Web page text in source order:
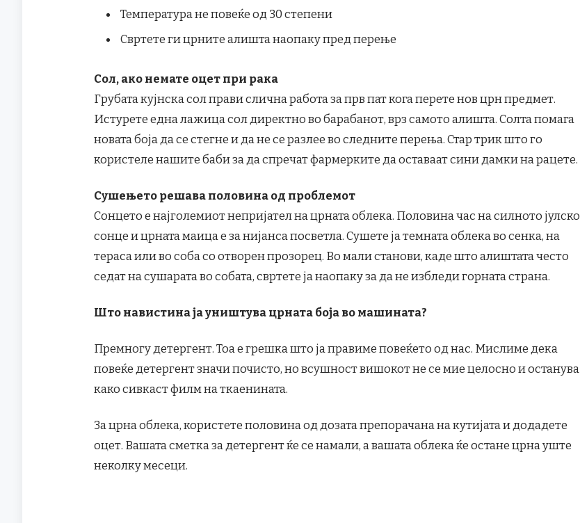
Температура не повеќе од 30 степени
Свртете ги црните алишта наопаку пред перење
Сол, ако немате оцет при рака
Грубата кујнска сол прави слична работа за прв пат кога перете нов црн предмет.
Истурете една лажица сол директно во барабанот, врз самото алишта. Солта помага
новата боја да се стегне и да не се разлее во следните перења. Стар трик што го
користеле нашите баби за да спречат фармерките да оставаат сини дамки на рацете.
Сушењето решава половина од проблемот
Сонцето е најголемиот непријател на црната облека. Половина час на силното јулско
сонце и црната маица е за нијанса посветла. Сушете ја темната облека во сенка, на
тераса или во соба со отворен прозорец. Во мали станови, каде што алиштата често
седат на сушарата во собата, свртете ја наопаку за да не избледи горната страна.
Што навистина ја уништува црната боја во машината?
Премногу детергент. Тоа е грешка што ја правиме повеќето од нас. Мислиме дека
повеќе детергент значи почисто, но всушност вишокот не се мие целосно и останува
како сивкаст филм на ткаенината.
За црна облека, користете половина од дозата препорачана на кутијата и додадете
оцет. Вашата сметка за детергент ќе се намали, а вашата облека ќе остане црна уште
неколку месеци.